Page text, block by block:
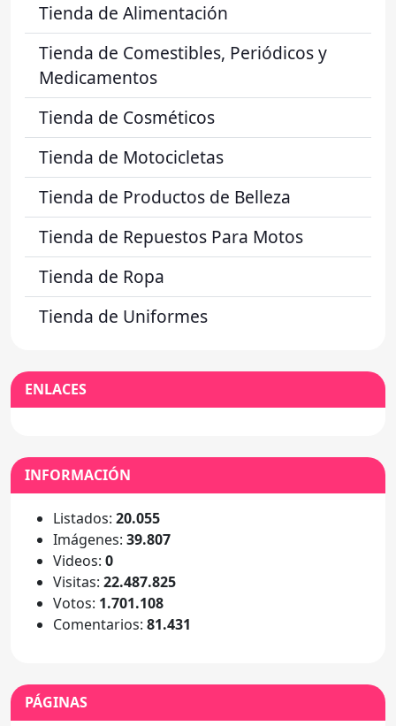
Tienda de Alimentación
Tienda de Comestibles, Periódicos y
Medicamentos
Tienda de Cosméticos
Tienda de Motocicletas
Tienda de Productos de Belleza
Tienda de Repuestos Para Motos
Tienda de Ropa
Tienda de Uniformes
ENLACES
INFORMACIÓN
Listados: 20.055
Imágenes: 39.807
Videos: 0
Visitas: 22.487.825
Votos: 1.701.108
Comentarios: 81.431
PÁGINAS